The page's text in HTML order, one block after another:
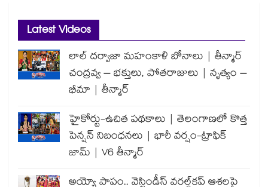
Latest Videos
లాల్ దర్వాజా మహంకాళి బోనాలు | తీన్మార్
చంద్రవ్వ – భక్తులు, పోతరాజులు | నృత్యం –
భీమా | తీన్మార్
హైకోర్టు-ఉచిత పథకాలు | తెలంగాణలో కొత్త
పెన్షన్ నిబంధనలు | భారీ వర్షం-ట్రాఫిక్
జామ్ | V6 తీన్మార్
అయ్యో పాపం.. వెస్టిండీస్ వరల్డ్‌కప్ ఆశలపై